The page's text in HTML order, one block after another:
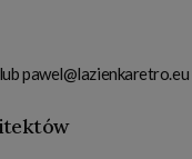
lubpawel@lazienkaretro.eu